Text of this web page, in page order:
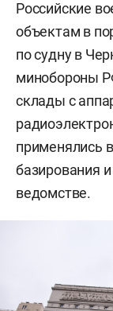
Российские
объектам в
по судну в
минобороны
склады с
применялись
базирования
ведомстве.